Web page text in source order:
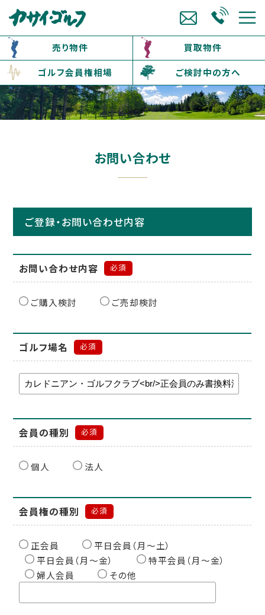
売り物件
買取物件
ゴルフ会員権相場
ご検討中の方へ
お問い合わせ
ご登録・お問い合わせ内容
お問い合わせ内容 必須
ご購入検討 ご売却検討
ゴルフ場名 必須
会員の種別 必須
個人 法人
会員権の種別 必須
正会員
平日会員（月〜土）
平日会員（月〜金）
特平会員（月〜金）
婦人会員
その他